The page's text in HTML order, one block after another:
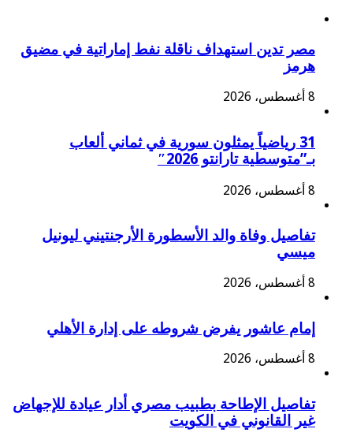
مصر تدين استهداف ناقلة نفط إماراتية في مضيق
هرمز
8 أغسطس، 2026
31 رياضياً يمثلون سورية في ثماني ألعاب
بـ”متوسطية تارانتو 2026″
8 أغسطس، 2026
تفاصيل وفاة والد الأسطورة الأرجنتيني ليونيل
ميسي
8 أغسطس، 2026
إمام عاشور يفرض شروطه على إدارة الأهلي
8 أغسطس، 2026
تفاصيل الإطاحة بطبيب مصري أدار عيادة للإجهاض
غير القانوني في الكويت